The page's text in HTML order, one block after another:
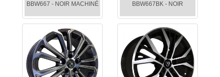
BBW667 - NOIR MACHINÉ BBW667BK - NOIR